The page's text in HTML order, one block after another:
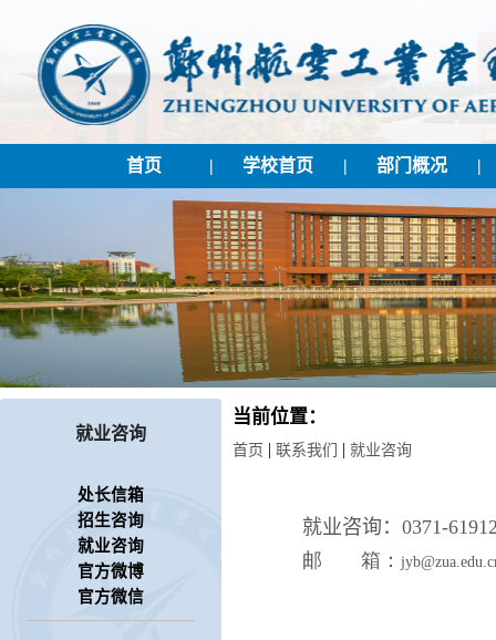
首页 | 学校首页 | 部门概况 |
就业咨询
处长信箱
招生咨询
就业咨询
官方微博
官方微信
当前位置：
首页 | 联系我们 | 就业咨询
就业咨询： 0371-
邮 箱：